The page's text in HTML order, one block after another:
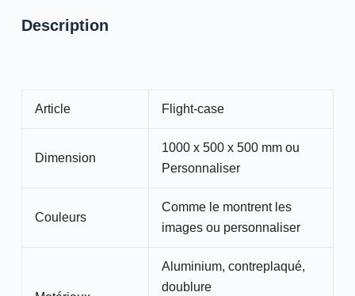
Description
Article Flight-case
Dimension
1000 x 500 x 500 mm ou
Personnaliser
Couleurs
Comme le montrent les
images ou personnaliser
Aluminium, contreplaqué,
doublure